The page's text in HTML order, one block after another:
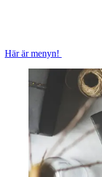
Här är menyn!